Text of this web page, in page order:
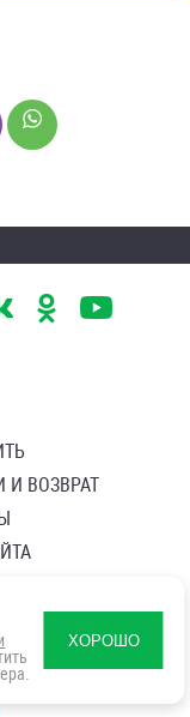
И ВОЗВРАТ
данных
данны
ХОРОШО